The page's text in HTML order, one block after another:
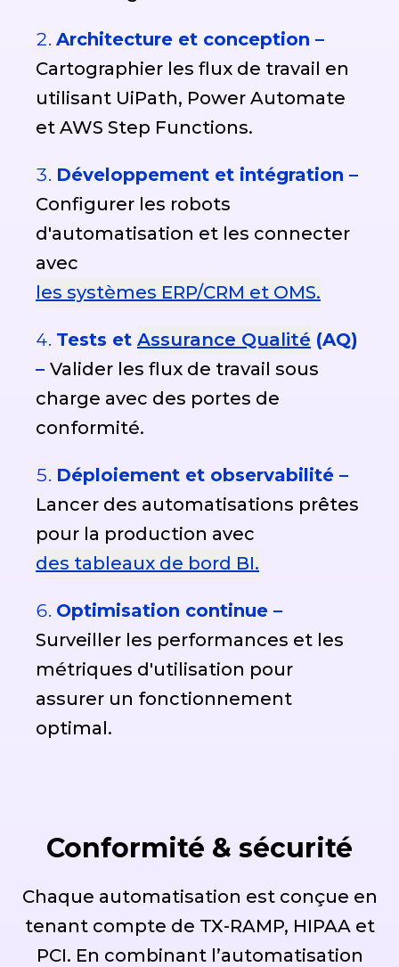
Architecture et conception –
Cartographier les flux de travail en
utilisant UiPath, Power Automate
et AWS Step Functions.
Développement et intégration –
Configurer les robots
d'automatisation et les connecter
avec
les systèmes ERP/CRM et OMS.
Tests et Assurance Qualité (AQ)
– Valider les flux de travail sous
charge avec des portes de
conformité.
Déploiement et observabilité –
Lancer des automatisations prêtes
pour la production avec
des tableaux de bord BI.
Optimisation continue –
Surveiller les performances et les
métriques d'utilisation pour
assurer un fonctionnement
optimal.
Conformité & sécurité
Chaque automatisation est conçue en
tenant compte de TX-RAMP, HIPAA et
PCI. En combinant l’automatisation